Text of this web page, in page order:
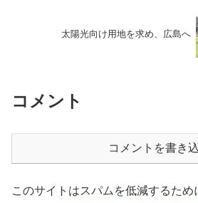
太陽光向け用地を求め、広島へ
コメント
コメントを書き
このサイトはスパムを低減するため